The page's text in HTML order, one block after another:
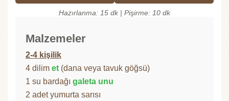
Hazırlanma: 15 dk | Pişirme: 10 dk
Malzemeler
2-4 kişilik
4 dilim et (dana veya tavuk göğsü)
1 su bardağı galeta unu
2 adet yumurta sarısı